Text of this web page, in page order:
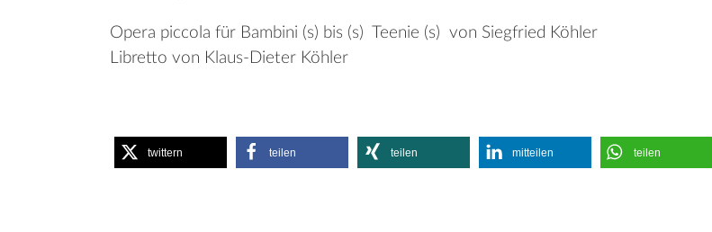
Opera piccola für Bambini (s) bis (s) Teenie (s) von Siegfried Köhler
Libretto von Klaus-Dieter Köhler
twittern teilen teilen mitteilen teilen